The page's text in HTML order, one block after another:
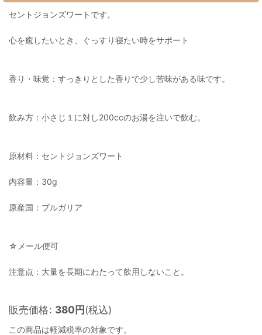
セントジョンズワートです。
心を癒したいとき、ぐっすり寝たい時をサポート
香り・味覚：すっきりとした香りで少し苦味がある味です。
飲み方：小さじ１に対し200ccのお湯を注いで飲む。
原材料：セントジョンズワート
内容量：30g
原産国：ブルガリア
☆メール便可
注意点：大量を長期にわたって飲用しないこと。
販売価格: 380円(税込)
この商品は軽減税率の対象です。